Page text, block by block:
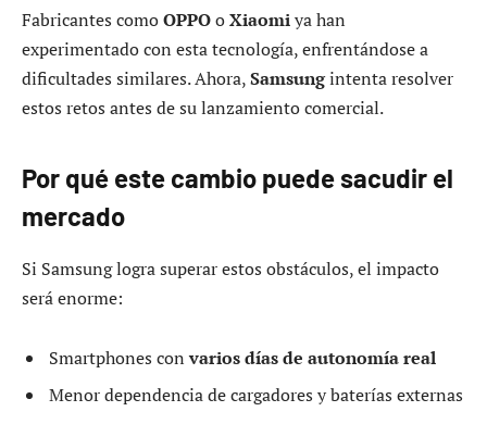
Fabricantes comoOPPOoXiaomiya han
experimentado con esta tecnología, enfrentándose a
dificultades similares. Ahora,Samsungintenta resolver
estos retos antes de su lanzamiento comercial.
Por qué este cambio puede sacudir el
mercado
Si Samsung logra superar estos obstáculos, el impacto
será enorme:
Smartphones convarios días de autonomía real
Menor dependencia de cargadores y baterías externas